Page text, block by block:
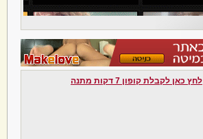
לחץ כאן לקבלת קופון 7 דקות מתנה